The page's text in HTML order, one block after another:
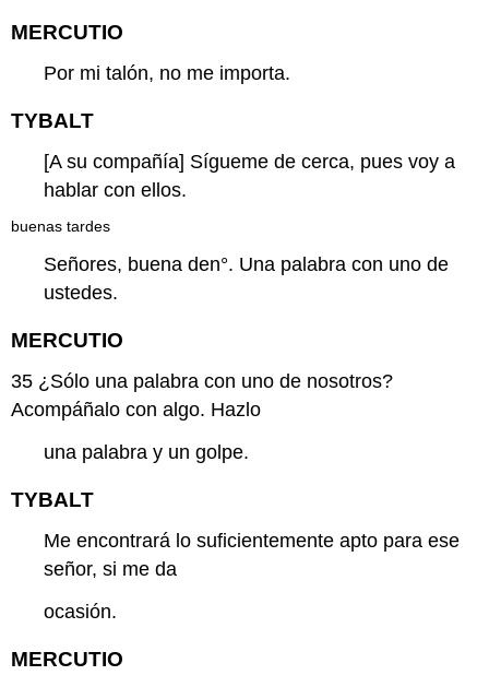
MERCUTIO
Por mi talón, no me importa.
TYBALT
[A su compañía] Sígueme de cerca, pues voy a
hablar con ellos.
buenas tardes
Señores, buena den°. Una palabra con uno de
ustedes.
MERCUTIO
35 ¿Sólo una palabra con uno de nosotros?
Acompáñalo con algo. Hazlo
una palabra y un golpe.
TYBALT
Me encontrará lo suficientemente apto para ese
señor, si me da
ocasión.
MERCUTIO